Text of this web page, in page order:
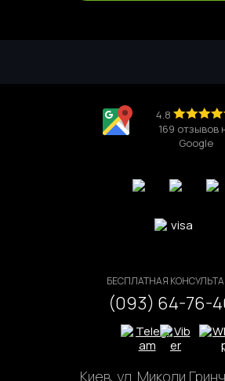
4.8
169 отзывов
Google
БЕСПЛАТНАЯ
(093) 64-76-
Киев, ул. Миколи